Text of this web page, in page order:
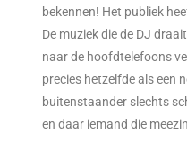
bekennen! Het publiek
De muziek die de DJ
naar de hoofdtelefoons
precies hetzelfde als een
buitenstaander slechts
en daar iemand die